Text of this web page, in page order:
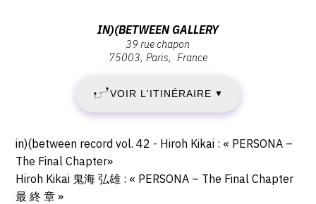
7
NOVEMBRE
2019
-
rue
chapon,
75003
Paris
IN)(BETWEEN GALLERY
39 rue chapon
75003 Paris France
VOIR L'ITINÉRAIRE ▼
Description,
horaires...
in)(between record vol. 42 - Hiroh Kikai : « PERSONA –
The Final Chapter»
Hiroh Kikai 鬼海 弘雄 : « PERSONA – The Final Chapter
最 終 章 »